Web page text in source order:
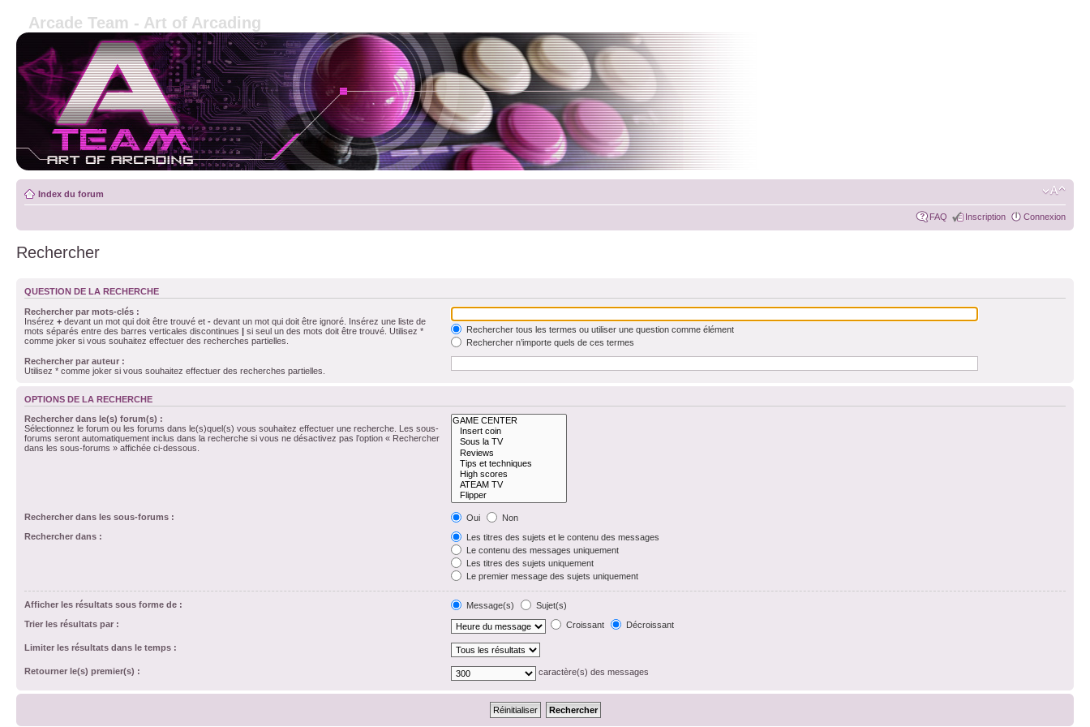
Arcade Team - Art of Arcading
Index du forum
FAQ Inscription Connexion
Rechercher
QUESTION DE LA RECHERCHE
Rechercher par mots-clés :
Insérez + devant un mot qui doit être trouvé et - devant un mot qui doit être ignoré. Insérez une liste de
mots séparés entre des barres verticales discontinues | si seul un des mots doit être trouvé. Utilisez *
comme joker si vous souhaitez effectuer des recherches partielles.
Rechercher tous les termes ou utiliser une question comme élément
Rechercher n’importe quels de ces termes
Rechercher par auteur :
Utilisez * comme joker si vous souhaitez effectuer des recherches partielles.
OPTIONS DE LA RECHERCHE
Rechercher dans le(s) forum(s) :
Sélectionnez le forum ou les forums dans le(s)quel(s) vous souhaitez effectuer une recherche. Les sous-
forums seront automatiquement inclus dans la recherche si vous ne désactivez pas l’option « Rechercher
dans les sous-forums » affichée ci-dessous.
Rechercher dans les sous-forums : Oui
Non
Rechercher dans :
Les titres des sujets et le contenu des messages
Le contenu des messages uniquement
Les titres des sujets uniquement
Le premier message des sujets uniquement
Afficher les résultats sous forme de : Message(s)
Sujet(s)
Trier les résultats par :
Croissant Décroissant
Limiter les résultats dans le temps :
Retourner le(s) premier(s) : caractère(s) des messages